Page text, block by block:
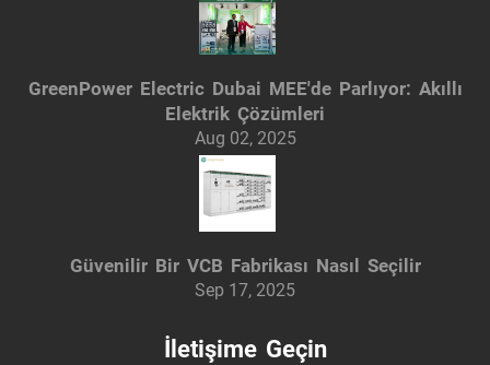
GreenPower Electric Dubai MEE'de Parlıyor: Akıllı
Elektrik Çözümleri
Aug 02, 2025
Güvenilir Bir VCB Fabrikası Nasıl Seçilir
Sep 17, 2025
İletişime Geçin